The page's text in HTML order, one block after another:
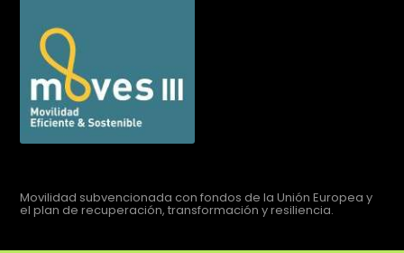
Movilidad subvencionada con fondos de la Unión Europea y
el plan de recuperación, transformación y resiliencia.